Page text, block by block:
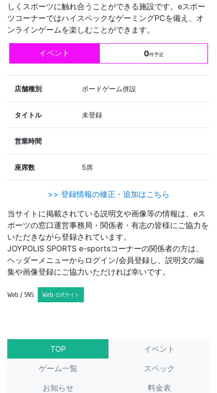
しくスポーツに触れ合うことができる施設です。eスポー
ツコーナーではハイスペックなゲーミングPCを備え、オ
ンラインゲームを楽しむことができます。
イベント 0件予定
店舗種別 ボードゲーム併設
タイトル 未登録
営業時間
座席数 5席
>> 登録情報の修正・追加はこちら
当サイトに掲載されている説明文や画像等の情報は、eス
ポーツの窓口運営事務局・関係者・有志の皆様にご協力を
いただきながら登録されています。
JOYPOLIS SPORTS e-sportsコーナーの関係者の方は、
ヘッダーメニューからログイン/会員登録し、説明文の編
集や画像登録にご協力いただければ幸いです。
Web / SNS Web 公式サイト
TOP
イベント
ゲーム一覧
スペック
お知らせ
料金表